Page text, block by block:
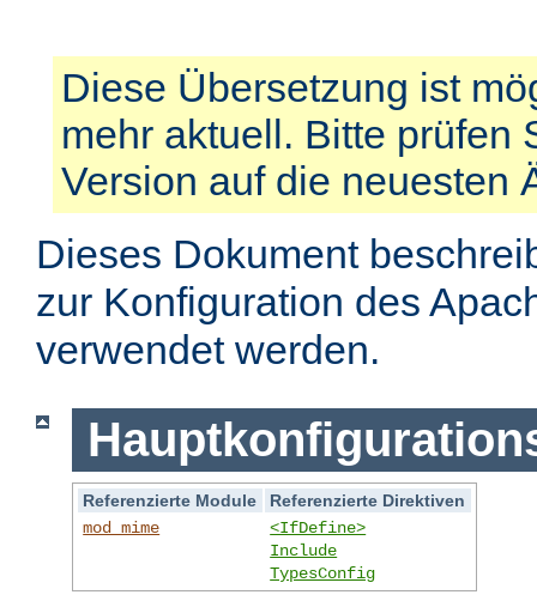
Diese Übersetzung ist
mehr aktuell. Bitte prüfen
Version auf die neuesten
Dieses Dokument
zur Konfiguration des
verwendet werden.
Referenzierte Module
Referenzierte Direktiven
mod_mime
<IfDefine>
Include
TypesConfig